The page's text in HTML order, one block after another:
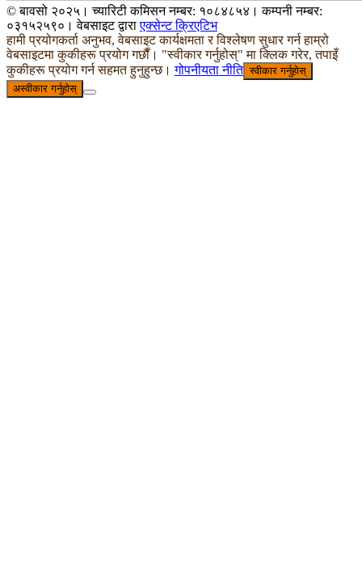
© बावसो २०२५। च्यारिटी कमिसन नम्बर: १०८४८५४। कम्पनी नम्बर:
०३१५२५९०। वेबसाइट द्वाराएक्सेन्ट क्रिएटिभ
हामी प्रयोगकर्ता अनुभव, वेबसाइट कार्यक्षमता र विश्लेषण सुधार गर्न हाम्रो
वेबसाइटमा कुकीहरू प्रयोग गर्छौं। "स्वीकार गर्नुहोस्" मा क्लिक गरेर, तपाइँ
कुकीहरू प्रयोग गर्न सहमत हुनुहुन्छ।गोपनीयता नीति स्वीकार गर्नुहोस्
अस्वीकार गर्नुहोस्